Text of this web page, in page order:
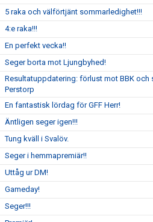
5 raka och välförtjänt sommarledighet!!!
4:e raka!!!
En perfekt vecka!!
Seger borta mot Ljungbyhed!
Resultatuppdatering: förlust mot BBK och
Perstorp
En fantastisk lördag för GFF Herr!
Äntligen seger igen!!!
Tung kväll i Svalöv.
Seger i hemmapremiär!!
Uttåg ur DM!
Gameday!
Seger!!!